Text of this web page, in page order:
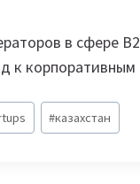
в сфере
к
#казахстан